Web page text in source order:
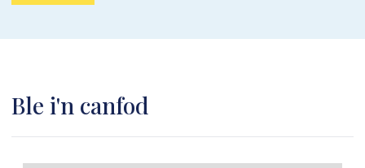
Ble i'n canfod